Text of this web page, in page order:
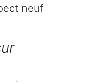
neuf